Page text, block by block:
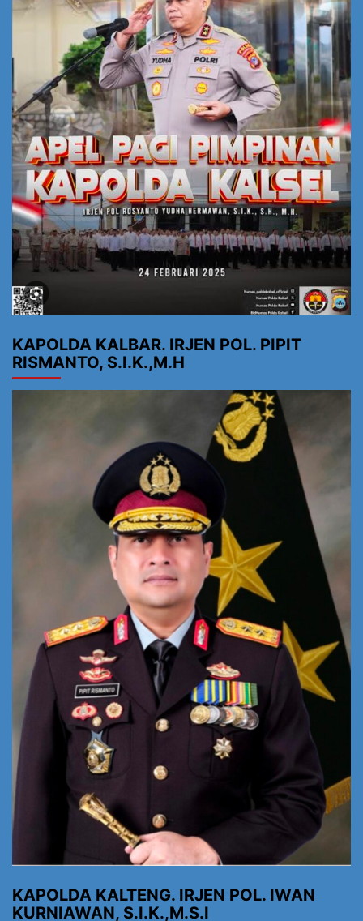
KAPOLDA KALBAR. IRJEN POL. PIPIT
RISMANTO, S.I.K.,M.H
KAPOLDA KALTENG. IRJEN POL. IWAN
KURNIAWAN, S.I.K.,M.S.I